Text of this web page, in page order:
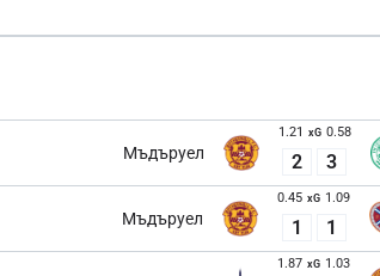
Мъдъруел
1.21 xG 0.58
2 3
Мъдъруел
0.45 xG 1.09
1 1
1.87 xG 1.03